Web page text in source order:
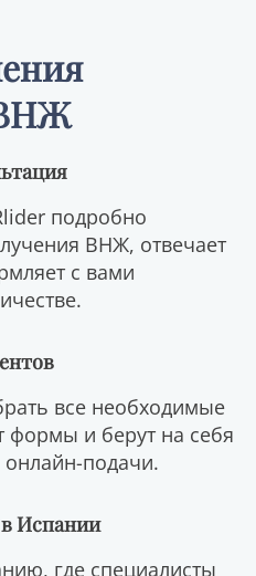
подробно
ВНЖ, отвечает
с вами
все необходимые
формы и берут на себя
онлайн-подачи.
Испании
где специалисты